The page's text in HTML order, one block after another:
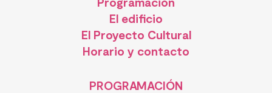
El edificio
El Proyecto Cultural
Horario y contacto
PROGRAMACIÓN